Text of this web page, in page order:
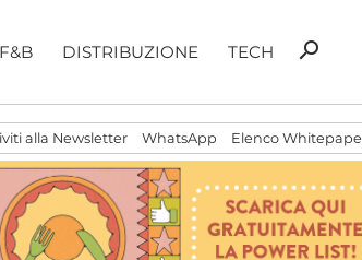
DISTRIBUZIONE TECH
Ricerca
search
alla Newsletter WhatsApp Elenco